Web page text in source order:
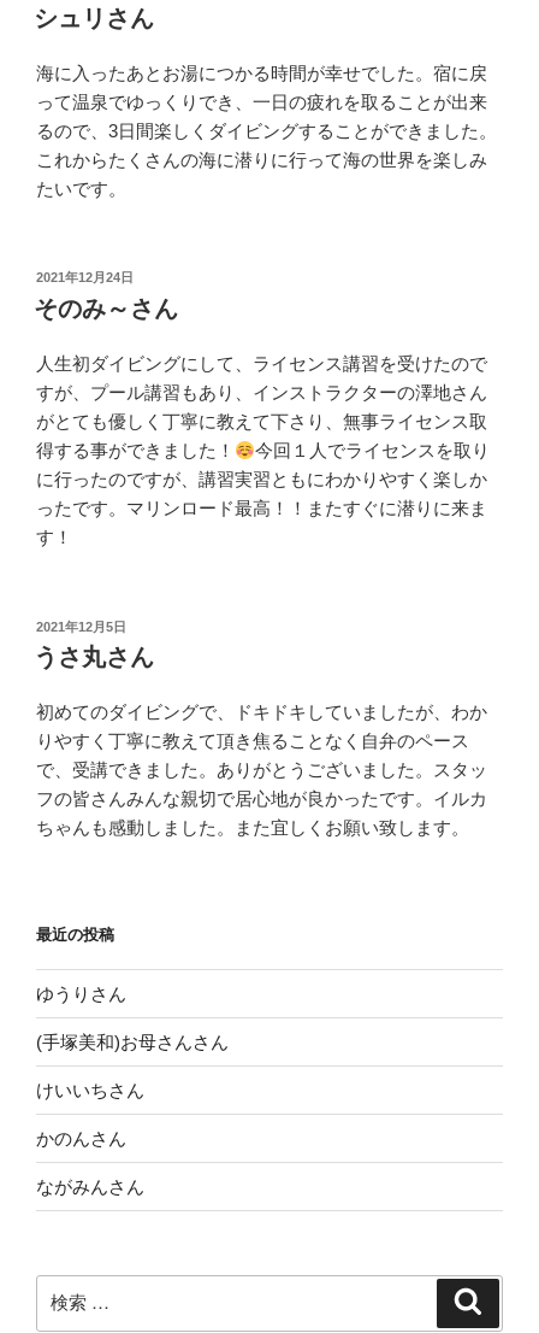
稿
日:
シュリさん
海に入ったあとお湯につかる時間が幸せでした。宿に戻
って温泉でゆっくりでき、一日の疲れを取ることが出来
るので、3日間楽しくダイビングすることができました。
これからたくさんの海に潜りに行って海の世界を楽しみ
たいです。
投
稿
日:
2021年12月24日
そのみ～さん
人生初ダイビングにして、ライセンス講習を受けたので
すが、プール講習もあり、インストラクターの澤地さん
がとても優しく丁寧に教えて下さり、無事ライセンス取
得する事ができました！
今回１人でライセンスを取り
に行ったのですが、講習実習ともにわかりやすく楽しか
ったです。マリンロード最高！！またすぐに潜りに来ま
す！
投
稿
日:
2021年12月5日
うさ丸さん
初めてのダイビングで、ドキドキしていましたが、わか
りやすく丁寧に教えて頂き焦ることなく自弁のペース
で、受講できました。ありがとうございました。スタッ
フの皆さんみんな親切で居心地が良かったです。イルカ
ちゃんも感動しました。また宜しくお願い致します。
最近の投稿
ゆうりさん
(手塚美和)お母さんさん
けいいちさん
かのんさん
ながみんさん
検
索: